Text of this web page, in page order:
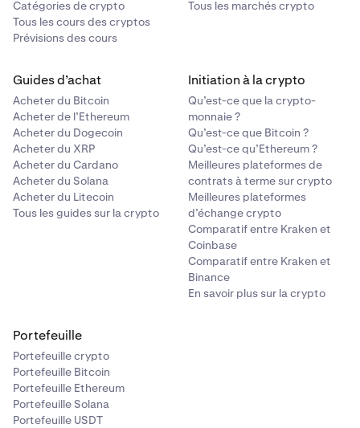
Catégories de crypto
Tous les cours des cryptos
Prévisions des cours
Tous les marchés crypto
Guides d’achat
Acheter du Bitcoin
Acheter de l’Ethereum
Acheter du Dogecoin
Acheter du XRP
Acheter du Cardano
Acheter du Solana
Acheter du Litecoin
Tous les guides sur la crypto
Initiation à la crypto
Qu’est-ce que la crypto-
monnaie ?
Qu’est-ce que Bitcoin ?
Qu’est-ce qu’Ethereum ?
Meilleures plateformes de
contrats à terme sur crypto
Meilleures plateformes
d’échange crypto
Comparatif entre Kraken et
Coinbase
Comparatif entre Kraken et
Binance
En savoir plus sur la crypto
Portefeuille
Portefeuille crypto
Portefeuille Bitcoin
Portefeuille Ethereum
Portefeuille Solana
Portefeuille USDT